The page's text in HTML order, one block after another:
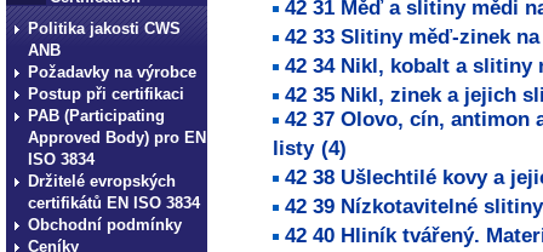
Politika jakosti CWS
ANB
Požadavky na výrobce
Postup při certifikaci
PAB (Participating
Approved Body) pro EN
ISO 3834
Držitelé evropských
certifikátů EN ISO 3834
Obchodní podmínky
Ceníky
42 31 Měď a slitiny mědi
42 33 Slitiny měď-zinek
42 34 Nikl, kobalt a slitiny
42 35 Nikl, zinek a jejich
42 37 Olovo, cín,
listy (4)
42 38 Ušlechtilé kovy a
42 39 Nízkotavitelné
42 40 Hliník tvářený.